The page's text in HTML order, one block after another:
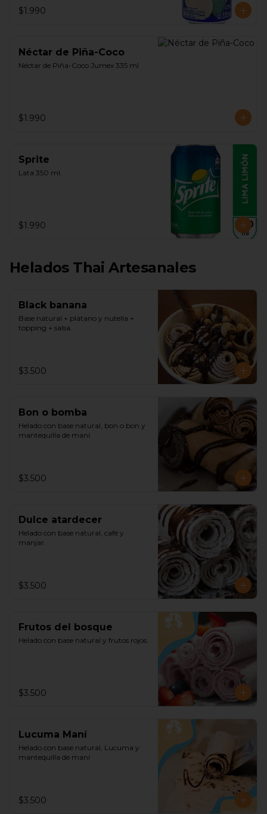
$1.990
Néctar de Piña-Coco
Néctar de Piña-Coco Jumex 335 ml
$1.990
Sprite
Lata 350 ml.
$1.990
Helados Thai Artesanales
Black banana
Base natural + plátano y nutella +
topping + salsa.
$3.500
Bon o bomba
Helado con base natural, bon o bon y
mantequilla de maní.
$3.500
Dulce atardecer
Helado con base natural, café y
manjar.
$3.500
Frutos del bosque
Helado con base natural y frutos rojos.
$3.500
Lucuma Maní
Helado con base natural, Lucuma y
mantequilla de maní
$3.500